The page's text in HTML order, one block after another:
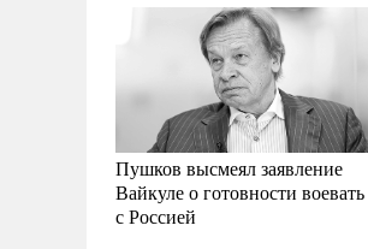
Пушков высмеял заявление
Вайкуле о готовности воевать
с Россией